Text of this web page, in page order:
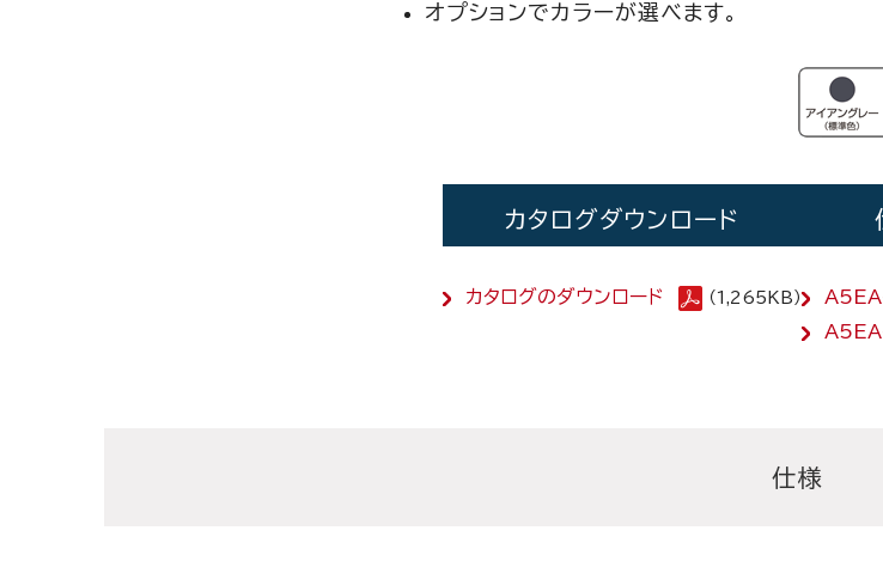
オプションでカラーが選べます。
カタログダウンロード
カタログのダウンロード （1,265KB）
仕様